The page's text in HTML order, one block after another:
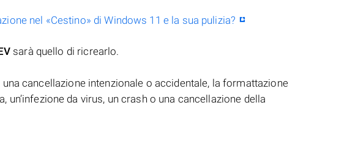
nel «Cestino» di Windows 11 e la sua pulizia?
sarà quello di ricrearlo.
una cancellazione intenzionale o accidentale, la formattazione
da virus, un crash o una cancellazione della